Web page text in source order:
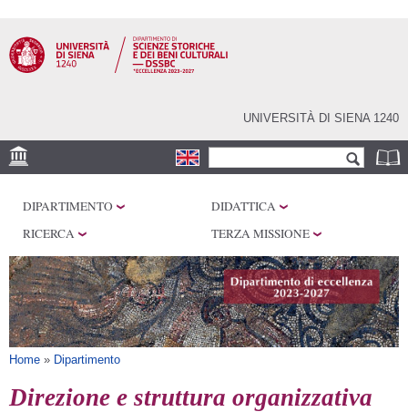
contenuto
principale
UNIVERSITÀ DI SIENA 1240
Form di ricerca
CENTRI DI RICERCA
LABORATORI
BIBLIOTECHE
SERVIZI
DIPARTIMENTO
DIDATTICA
RICERCA
TERZA MISSIONE
Tu sei qui
Home » Dipartimento
Direzione e struttura organizzativa